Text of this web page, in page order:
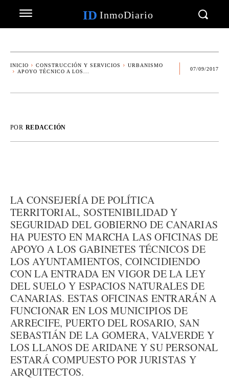
ID InmoDiario
INICIO CONSTRUCCIÓN Y SERVICIOS
URBANISMO
APOYO TÉCNICO A LOS...
07/09/2017
POR REDACCIÓN
LA CONSEJERÍA DE POLÍTICA
TERRITORIAL, SOSTENIBILIDAD Y
SEGURIDAD DEL GOBIERNO DE CANARIAS
HA PUESTO EN MARCHA LAS OFICINAS DE
APOYO A LOS GABINETES TÉCNICOS DE
LOS AYUNTAMIENTOS, COINCIDIENDO
CON LA ENTRADA EN VIGOR DE LA LEY
DEL SUELO Y ESPACIOS NATURALES DE
CANARIAS. ESTAS OFICINAS ENTRARÁN A
FUNCIONAR EN LOS MUNICIPIOS DE
ARRECIFE, PUERTO DEL ROSARIO, SAN
SEBASTIÁN DE LA GOMERA, VALVERDE Y
LOS LLANOS DE ARIDANE Y SU PERSONAL
ESTARÁ COMPUESTO POR JURISTAS Y
ARQUITECTOS.